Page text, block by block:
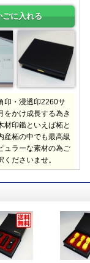
印・浸透印2260サ
をかけ成長する為き
材印鑑といえば柘と
産柘の中でも最高級
ュラーな素材の為ご
ださいませ。